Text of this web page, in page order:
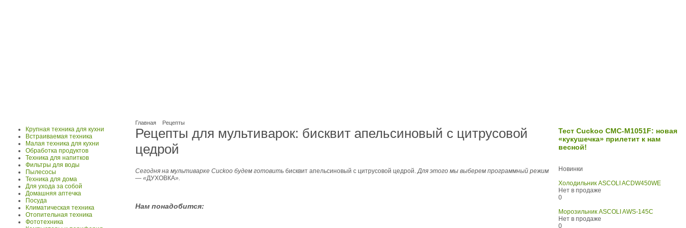
Главная Рецепты
Рецепты для мультиварок: бисквит апельсиновый с цитрусовой
цедрой
Сегодня на мультиварке Cuckoo будем готовить бисквит апельсиновый с цитрусовой цедрой.Для этого мы выберем программный режим
— «ДУХОВКА».
Нам понадобится:
Крупная техника для кухни
Встраиваемая техника
Малая техника для кухни
Обработка продуктов
Техника для напитков
Фильтры для воды
Пылесосы
Техника для дома
Для ухода за собой
Домашняя аптечка
Посуда
Климатическая техника
Отопительная техника
Фототехника
Тест Cuckoo СМС-M1051F: новая
«кукушечка» прилетит к нам
весной!
Новинки
Холодильник ASCOLI ACDW450WE
Нет в продаже
0
Морозильник ASCOLI AWS-145C
Нет в продаже
0